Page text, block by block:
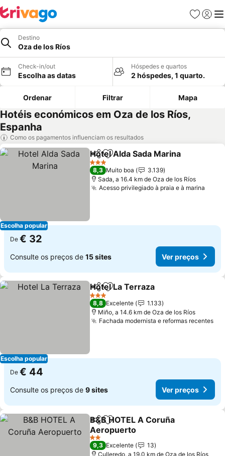
Favoritos
Iniciar
Destino
Oza de los Ríos
Check-in/out
Escolha as datas
Hóspedes e quartos
2 hóspedes, 1 quarto.
Ordenar Filtrar Mapa
Hotéis económicos em Oza de los Ríos,
Espanha
Como os pagamentos influenciam os resultados
Escolha popular
PartilharAdicionar aos favoritos
Hotel Alda Sada Marina
3 Estrelas
8,3 Muito boa
3.139
Sada, a 16.4 km de Oza de los Ríos
Acesso privilegiado à praia e à marina
De € 32
Consulte os preços de 15 sites Ver preços
Escolha popular
PartilharAdicionar aos favoritos
Hotel La Terraza
3 Estrelas
8,8 Excelente
1.133
Miño, a 14.6 km de Oza de los Ríos
Fachada modernista e reformas recentes
De € 44
Consulte os preços de 9 sites Ver preços
PartilharAdicionar aos favoritos
B&B HOTEL A Coruña
Aeropuerto
Ver preços
2 Estrelas
9,3 Excelente
13
Culleredo, a 19.0 km de Oza de los Ríos